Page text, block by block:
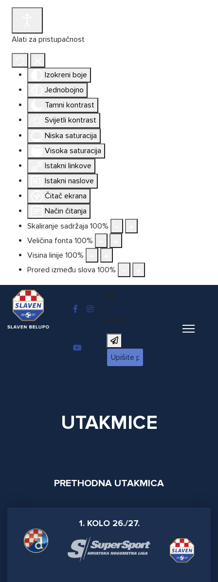
Alati za pristupačnost
Izokreni boje
Jednobojno
Tamni kontrast
Svijetli kontrast
Niska saturacija
Visoka saturacija
Istakni linkove
Istakni naslove
Čitač ekrana
Način čitanja
Skaliranje sadržaja 100%
Veličina fonta 100%
Visina linije 100%
Prored između slova 100%
X
Pretraga
UTAKMICE
PRETHODNA UTAKMICA
1. KOLO 26./27.